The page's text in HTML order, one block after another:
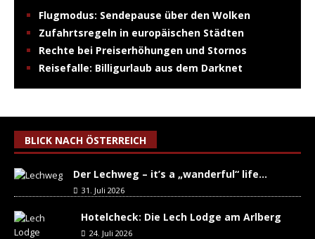
Flugmodus: Sendepause über den Wolken
Zufahrtsregeln in europäischen Städten
Rechte bei Preiserhöhungen und Stornos
Reisefalle: Billigurlaub aus dem Darknet
BLICK NACH ÖSTERREICH
Der Lechweg – it’s a „wanderful“ life…
31. Juli 2026
Hotelcheck: Die Lech Lodge am Arlberg
24. Juli 2026